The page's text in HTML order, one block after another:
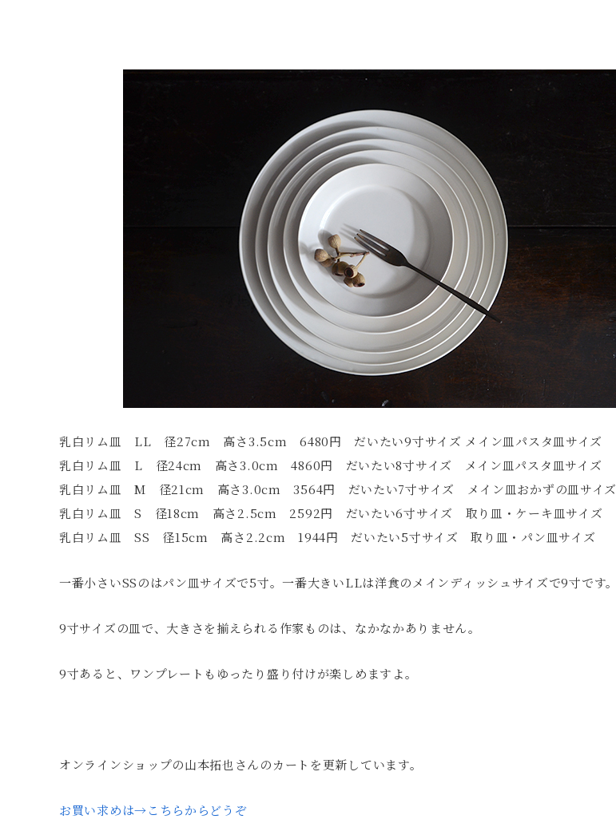
乳白リム皿 LL 径27cm 高さ3.5cm 6480円 だいたい9寸サイズ メイン皿パスタ皿サイズ
乳白リム皿 L 径24cm 高さ3.0cm 4860円 だいたい8寸サイズ メイン皿パスタ皿サイズ
乳白リム皿 M 径21cm 高さ3.0cm 3564円 だいたい7寸サイズ メイン皿おかずの皿サイズ
乳白リム皿 S 径18cm 高さ2.5cm 2592円 だいたい6寸サイズ 取り皿・ケーキ皿サイズ
乳白リム皿 SS 径15cm 高さ2.2cm 1944円 だいたい5寸サイズ 取り皿・パン皿サイズ
一番小さいSSのはパン皿サイズで5寸。一番大きいLLは洋食のメインディッシュサイズで9寸です。
9寸サイズの皿で、大きさを揃えられる作家ものは、なかなかありません。
9寸あると、ワンプレートもゆったり盛り付けが楽しめますよ。
オンラインショップの山本拓也さんのカートを更新しています。
お買い求めは→こちらからどうぞ